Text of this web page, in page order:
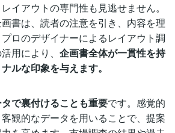
イアウトの専門性も見逃せません。
書は、読者の注意を引き、内容を理
ロのデザイナーによるレイアウト調
用により、 企画書全体が一貫性を持
ルな印象を与えます。
で裏付けることも重要です。感覚的
観的なデータを用いることで、提案